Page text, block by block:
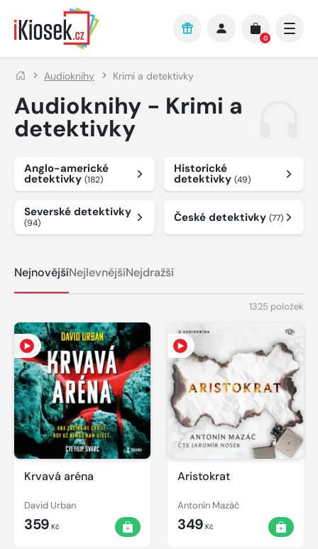
Přejít na hlavní obsah
0
Audioknihy Krimi a detektivky
Audioknihy - Krimi a
detektivky
Anglo-americké
detektivky (182)
Historické
detektivky (49)
Severské detektivky
(94) České detektivky (77)
NejnovějšíNejlevnějšíNejdražší
1325 položek
Krvavá aréna
David Urban
359 Kč
Aristokrat
Antonín Mazáč
349 Kč